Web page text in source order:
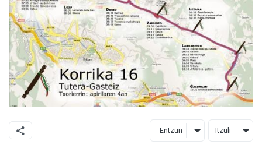
Entzun Itzuli